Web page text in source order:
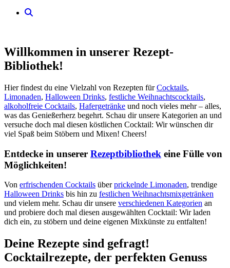
Willkommen in unserer Rezept-
Bibliothek!
Hier findest du eine Vielzahl von Rezepten fürCocktails,
Limonaden, Halloween Drinks, festliche Weihnachtscocktails,
alkoholfreie Cocktails, Hafergetränke und noch vieles mehr – alles,
was das Genießerherz begehrt. Schau dir unsere Kategorien an und
versuche doch mal diesen köstlichen Cocktail: Wir wünschen dir
viel Spaß beim Stöbern und Mixen! Cheers!
Entdecke in unserer Rezeptbibliothek eine Fülle von
Möglichkeiten!
Von erfrischenden Cocktails überprickelnde Limonaden, trendige
Halloween Drinks bis hin zu festlichen Weihnachtsmixgetränken
und vielem mehr. Schau dir unsere verschiedenen Kategorien an
und probiere doch mal diesen ausgewählten Cocktail: Wir laden
dich ein, zu stöbern und deine eigenen Mixkünste zu entfalten!
Deine Rezepte sind gefragt!
Cocktailrezepte, der perfekten Genuss